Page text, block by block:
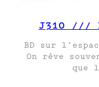
J310 ///
BD sur
On rêve
que